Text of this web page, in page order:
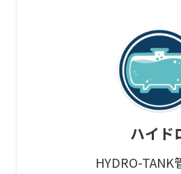
ハイド
HYDRO-TANK